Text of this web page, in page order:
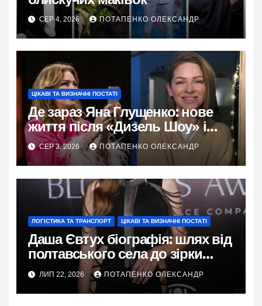
СЕР 4, 2026 ПОТАПЕНКО ОЛЕКСАНДР
ЦІКАВІ ТА ВИЗНАЧНІ ПОСТАТІ
Де зараз Яна Глущенко: нове
життя після «Дизель Шоу» і
розлучення
СЕР 3, 2026 ПОТАПЕНКО ОЛЕКСАНДР
ЛОГІСТИКА ТА ТРАНСПОРТ ЦІКАВІ ТА ВИЗНАЧНІ ПОСТАТІ
Даша Євтух біографія: шлях від
полтавського села до зірки
TikTok
ЛИП 22, 2026 ПОТАПЕНКО ОЛЕКСАНДР